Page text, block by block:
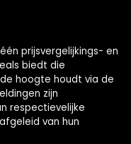
prijsvergelijkings- en
biedt die
hoogte houdt via de
zijn
respectievelijke
van hun